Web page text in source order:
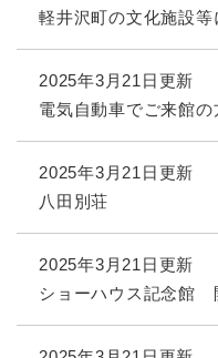
軽井沢町の文化施設等
2025年3月21日更新
電気自動車でご来館の
2025年3月21日更新
八田別荘
2025年3月21日更新
ショーハウス記念館